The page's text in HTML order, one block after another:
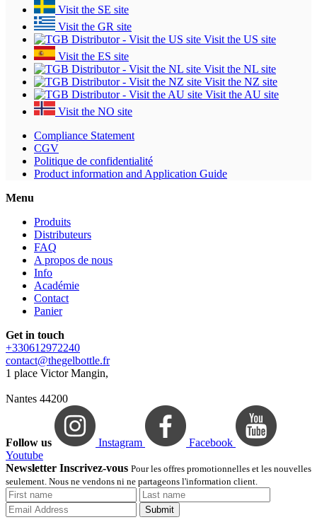
Visit the SE site
Visit the GR site
Visit the US site
Visit the ES site
Visit the NL site
Visit the NZ site
Visit the AU site
Visit the NO site
Compliance Statement
CGV
Politique de confidentialité
Product information and Application Guide
Menu
Produits
Distributeurs
FAQ
A propos de nous
Info
Académie
Contact
Panier
Get in touch
+330612972240
contact@thegelbottle.fr
1 place Victor Mangin,
Nantes 44200
Follow us Instagram
Facebook
Youtube
Newsletter Inscrivez-vous Pour les offres promotionnelles et les nouvelles
seulement. Nous ne vendons ni ne partageons l'information client.
Submit